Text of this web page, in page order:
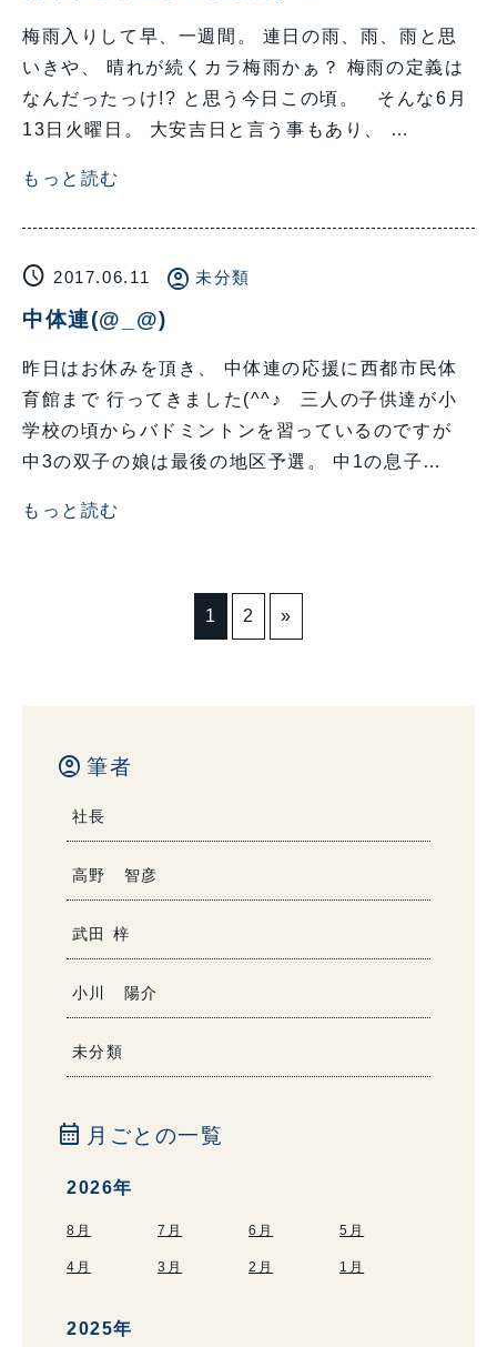
梅雨入りして早、一週間。 連日の雨、雨、雨と思
いきや、 晴れが続くカラ梅雨かぁ？ 梅雨の定義は
なんだったっけ!? と思う今日この頃。 そんな6月
13日火曜日。 大安吉日と言う事もあり、 …
もっと読む
schedule 2017.06.11 account_circle 未分類
中体連(@_@)
昨日はお休みを頂き、 中体連の応援に西都市民体
育館まで 行ってきました(^^♪ 三人の子供達が小
学校の頃からバドミントンを習っているのですが
中3の双子の娘は最後の地区予選。 中1の息子…
もっと読む
1 2 »
account_circle 筆者
社長
高野 智彦
武田 梓
小川 陽介
未分類
calendar_month 月ごとの一覧
2026年
8月 7月 6月 5月
4月 3月 2月 1月
2025年